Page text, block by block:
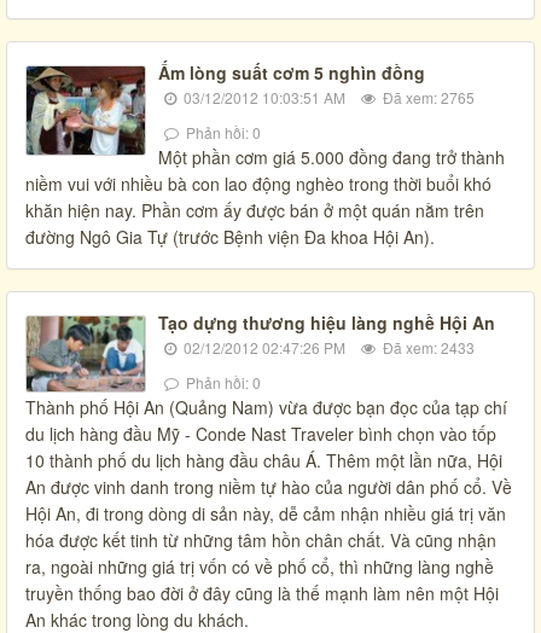
Ấm lòng suất cơm 5 nghìn đồng
03/12/2012 10:03:51 AM
Đã xem: 2765
Phản hồi: 0
Một phần cơm giá 5.000 đồng đang trở thành
niềm vui với nhiều bà con lao động nghèo trong thời buổi khó
khăn hiện nay. Phần cơm ấy được bán ở một quán nằm trên
đường Ngô Gia Tự (trước Bệnh viện Đa khoa Hội An).
Tạo dựng thương hiệu làng nghề Hội An
02/12/2012 02:47:26 PM
Đã xem: 2433
Phản hồi: 0
Thành phố Hội An (Quảng Nam) vừa được bạn đọc của tạp chí
du lịch hàng đầu Mỹ - Conde Nast Traveler bình chọn vào tốp
10 thành phố du lịch hàng đầu châu Á. Thêm một lần nữa, Hội
An được vinh danh trong niềm tự hào của người dân phố cổ. Về
Hội An, đi trong dòng di sản này, dễ cảm nhận nhiều giá trị văn
hóa được kết tinh từ những tâm hồn chân chất. Và cũng nhận
ra, ngoài những giá trị vốn có về phố cổ, thì những làng nghề
truyền thống bao đời ở đây cũng là thế mạnh làm nên một Hội
An khác trong lòng du khách.